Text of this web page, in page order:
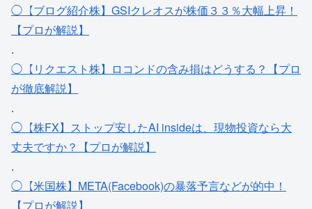
◯【ブログ紹介株】GSIクレオスが株価３３％大幅上昇！
【プロが解説】
.
◯【リクエスト株】ロコンドの含み損はどうする？【プロ
が徹底解説】
.
◯【株FX】ストップ安したAI insideは、現物投資なら大
丈夫ですか？【プロが解説】
.
◯【米国株】META(Facebook)の暴落予言などが的中！
【プロが解説】